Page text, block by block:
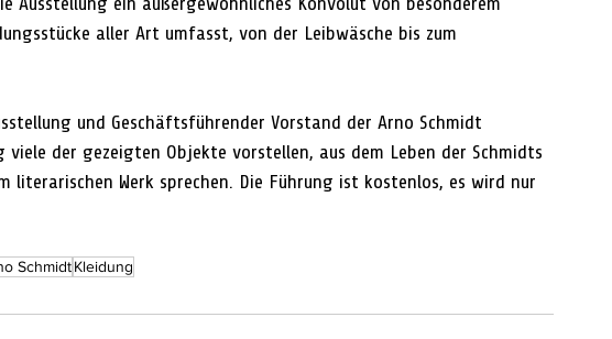
aller Art umfasst, von der Leibwäsche bis zum
und Geschäftsführender Vorstand der Arno Schmidt
der gezeigten Objekte vorstellen, aus dem Leben der Schmidts
literarischen Werk sprechen. Die Führung ist kostenlos, es wird nur
SchmidtKleidung